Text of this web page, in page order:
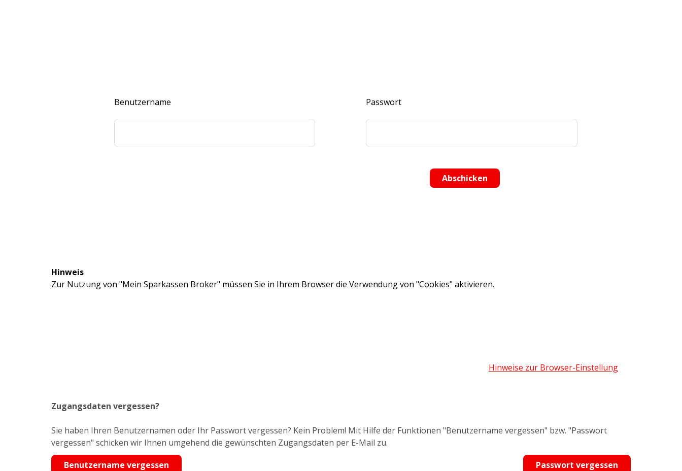
Benutzername Passwort
Hinweis
Zur Nutzung von "Mein Sparkassen Broker" müssen Sie in Ihrem Browser die Verwendung von "Cookies" aktivieren.
Hinweise zur Browser-Einstellung
Zugangsdaten vergessen?
Sie haben Ihren Benutzernamen oder Ihr Passwort vergessen? Kein Problem! Mit Hilfe der Funktionen "Benutzername vergessen" bzw. "Passwort
vergessen" schicken wir Ihnen umgehend die gewünschten Zugangsdaten per E-Mail zu.
Benutzername vergessen
Passwort vergessen